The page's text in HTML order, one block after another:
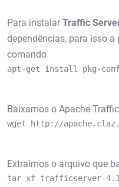
Para instalarTraffic
dependências, para isso
comando
apt-get install pkg-
Baixamos o Apache
wget http://
Extraímos o arquivo que
tar xf trafficserver-